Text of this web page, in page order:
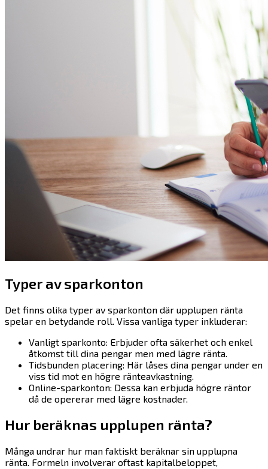
Typer av sparkonton
Det finns olika typer av sparkonton där upplupen ränta
spelar en betydande roll. Vissa vanliga typer inkluderar:
Vanligt sparkonto: Erbjuder ofta säkerhet och enkel
åtkomst till dina pengar men med lägre ränta.
Tidsbunden placering: Här låses dina pengar under en
viss tid mot en högre ränteavkastning.
Online-sparkonton: Dessa kan erbjuda högre räntor
då de opererar med lägre kostnader.
Hur beräknas upplupen ränta?
Många undrar hur man faktiskt beräknar sin upplupna
ränta. Formeln involverar oftast kapitalbeloppet,